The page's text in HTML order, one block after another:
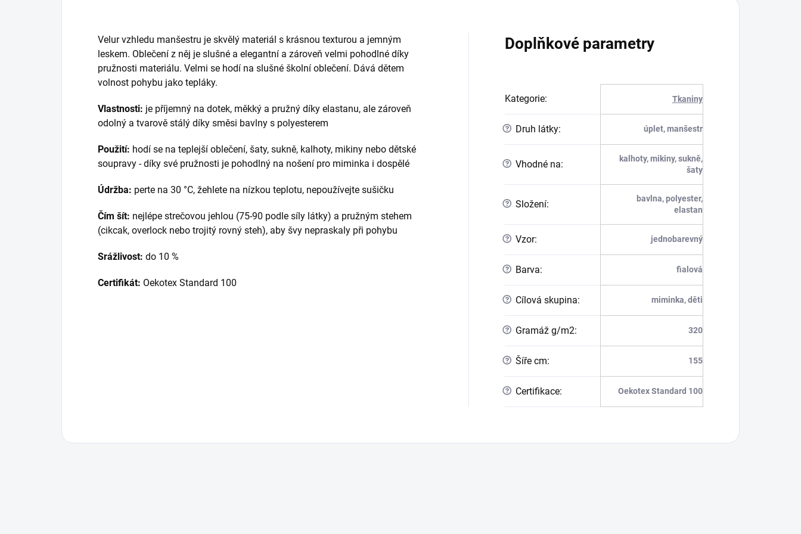
Velur vzhledu manšestru je skvělý materiál s krásnou texturou a jemným
leskem. Oblečení z něj je slušné a elegantní a zároveň velmi pohodlné díky
pružnosti materiálu. Velmi se hodí na slušné školní oblečení. Dává dětem
volnost pohybu jako tepláky.
Vlastnosti: je příjemný na dotek, měkký a pružný díky elastanu, ale zároveň
odolný a tvarově stálý díky směsi bavlny s polyesterem
Použití: hodí se na teplejší oblečení, šaty, sukně, kalhoty, mikiny nebo dětské
soupravy - díky své pružnosti je pohodlný na nošení pro miminka i dospělé
Údržba: perte na 30 °C, žehlete na nízkou teplotu, nepoužívejte sušičku
Čím šít: nejlépe strečovou jehlou (75-90 podle síly látky) a pružným stehem
(cikcak, overlock nebo trojitý rovný steh), aby švy nepraskaly při pohybu
Srážlivost: do 10 %
Certifikát: Oekotex Standard 100
Doplňkové parametry
Kategorie: Tkaniny
? Druh látky: úplet, manšestr
? Vhodné na:
kalhoty, mikiny, sukně,
šaty
? Složení:
bavlna, polyester,
elastan
? Vzor: jednobarevný
? Barva: fialová
? Cílová skupina: miminka, děti
? Gramáž g/m2: 320
? Šíře cm: 155
? Certifikace: Oekotex Standard 100